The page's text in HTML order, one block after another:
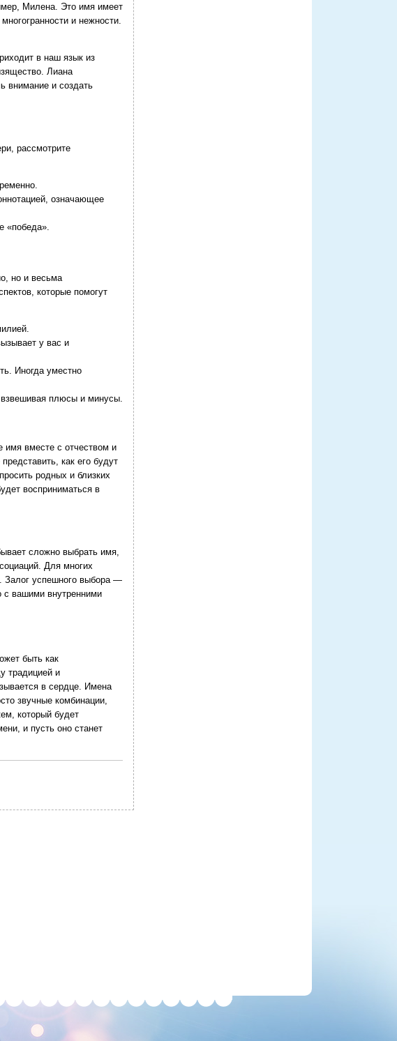
Милена. Это имя имеет
и нежности.
в наш язык из
Лиана
внимание и создать
рассмотрите
означающее
«победа».
но и весьма
которые помогут
у вас и
Иногда уместно
плюсы и минусы.
имя вместе с отчеством и
как его будут
родных и близких
восприниматься в
сложно выбрать имя,
Для многих
Залог успешного выбора —
с вашими внутренними
быть как
традицией и
в сердце. Имена
звучные комбинации,
который будет
и пусть оно станет